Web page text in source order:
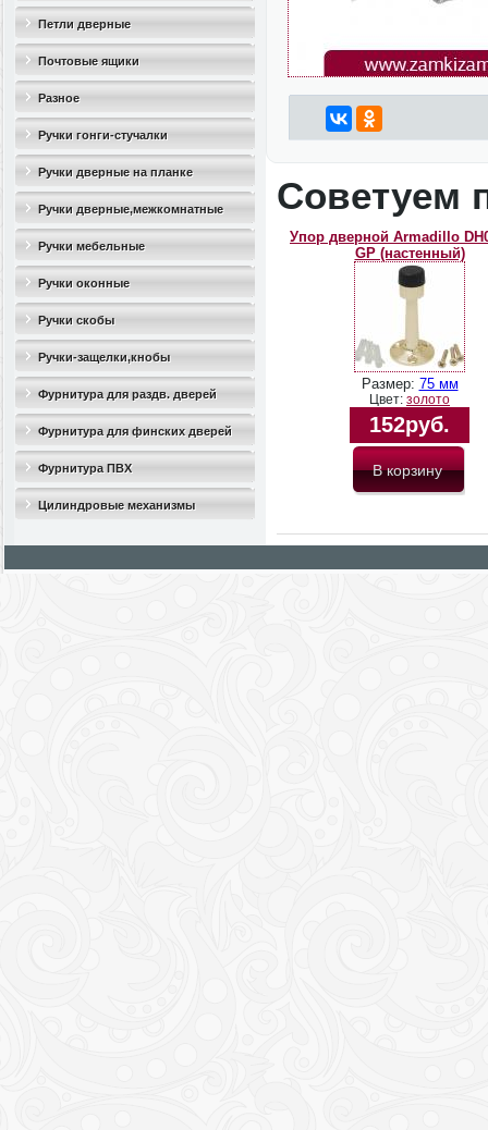
дверные(стопоры)
Петли дверные
Почтовые ящики
Разное
Ручки гонги-стучалки
Ручки дверные на планке
Ручки дверные,межкомнатные
Ручки мебельные
Ручки оконные
Ручки скобы
Ручки-защелки,кнобы
Фурнитура для раздв. дверей
Фурнитура для финских дверей
Фурнитура ПВХ
Цилиндровые механизмы
Советуем
Упор дверной Armadillo
GP (настенный)
Размер: 75 мм
Цвет: золото
152руб.